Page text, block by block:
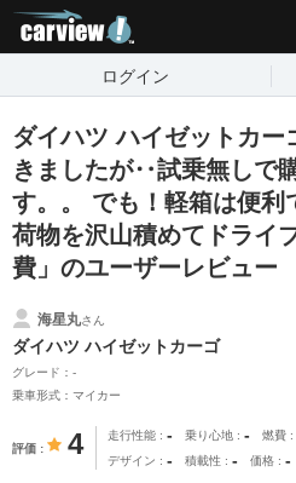
ログイン
ダイハツ ハイゼットカー
きましたが‥試乗無しで
す。。 でも！軽箱は便利
荷物を沢山積めてドライ
費」のユーザーレビュー
海星丸さん
ダイハツ ハイゼットカーゴ
グレード：-
乗車形式：マイカー
評価 4 走行性能 - 乗り心地 - 燃費
デザイン - 積載性 - 価格 -